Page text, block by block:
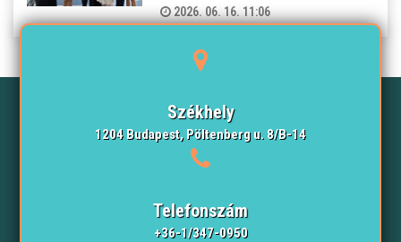
2026. 06. 16. 11:06
Székhely
1204 Budapest, Pöltenberg u. 8/B-14
Telefonszám
+36-1/347-0950